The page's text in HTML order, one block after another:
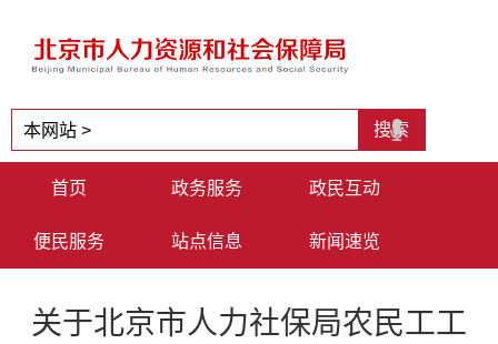
首页 政务服务 政民互动
便民服务 站点信息 新闻速览
关于北京市人力社保局农民工工